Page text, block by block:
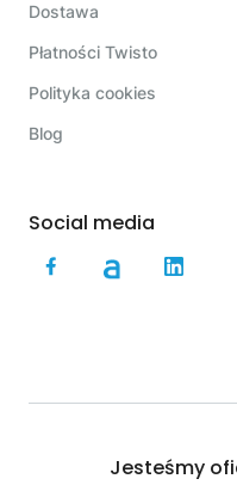
Dostawa
Płatności Twisto
Polityka cookies
Blog
Social media
Jesteśmy